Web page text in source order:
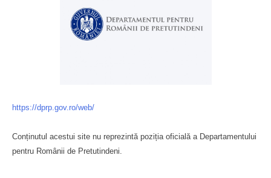
https://dprp.gov.ro/web/
Conținutul acestui site nu reprezintă poziția oficială a Departamentului
pentru Românii de Pretutindeni.